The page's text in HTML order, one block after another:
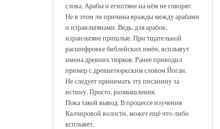
слова. Арабы и египтяне на нём не говорят.
Не в этом ли причина вражды между арабами
и израильтянами. Ведь, для арабов,
израильтяне пришлые. При тщательной
расшифровке библейских имён, всплывут
имена древних тюрков. Ранее приводил
пример с древнетюркским словом Йоган.
Не следует принимать эту писанину за
истину. Просто, размышления.
Пока такой вывод. В процессе изучения
Калчировой волости, может ещё что-либо
всплывёт.